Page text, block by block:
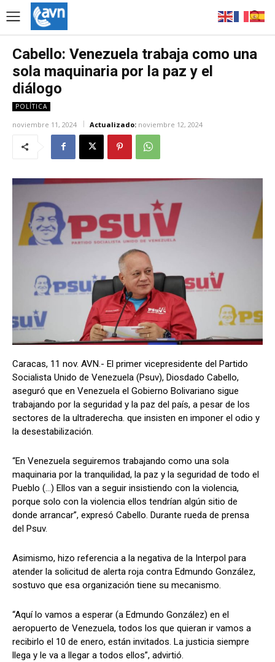
Cabello: Venezuela trabaja como una
sola maquinaria por la paz y el
diálogo
POLÍTICA
noviembre 11, 2024 Actualizado: noviembre 12, 2024
Caracas, 11 nov. AVN.- El primer vicepresidente del Partido
Socialista Unido de Venezuela (Psuv), Diosdado Cabello,
aseguró que en Venezuela el Gobierno Bolivariano sigue
trabajando por la seguridad y la paz del país, a pesar de los
sectores de la ultraderecha. que insisten en imponer el odio y
la desestabilización.
“En Venezuela seguiremos trabajando como una sola
maquinaria por la tranquilidad, la paz y la seguridad de todo el
Pueblo (…) Ellos van a seguir insistiendo con la violencia,
porque solo con la violencia ellos tendrían algún sitio de
donde arrancar”, expresó Cabello. Durante rueda de prensa
del Psuv.
Asimismo, hizo referencia a la negativa de la Interpol para
atender la solicitud de alerta roja contra Edmundo González,
sostuvo que esa organización tiene su mecanismo.
“Aquí lo vamos a esperar (a Edmundo González) en el
aeropuerto de Venezuela, todos los que quieran ir vamos a
recibirlo el 10 de enero, están invitados. La justicia siempre
llega y le va a llegar a todos ellos”, advirtió.